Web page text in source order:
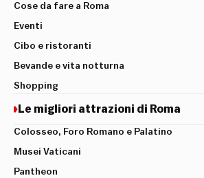
Cose da fare a Roma
Eventi
Cibo e ristoranti
Bevande e vita notturna
Shopping
Le migliori attrazioni di Roma
Colosseo, Foro Romano e Palatino
Musei Vaticani
Pantheon